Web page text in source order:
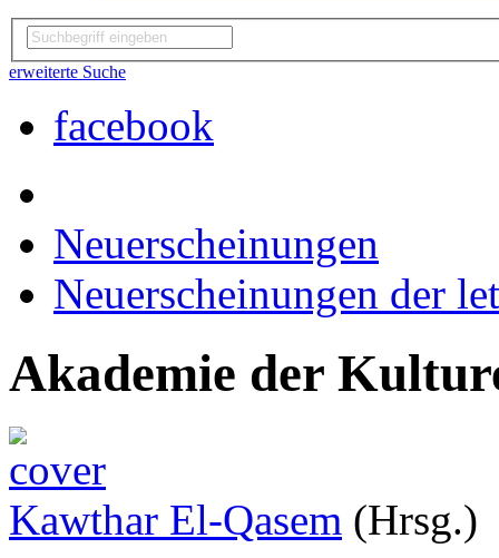
erweiterte Suche
facebook
Neuerscheinungen
Neuerscheinungen der
Akademie der
Kawthar El-Qasem (Hrsg.)